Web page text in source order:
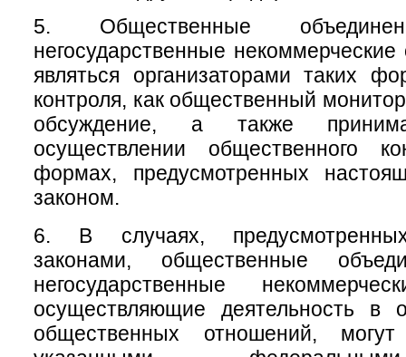
5. Общественные
негосударственные некоммерческие
являться организаторами таких
контроля, как общественный
обсуждение, а также
осуществлении общественного
формах, предусмотренных
законом.
6. В случаях,
законами, общественные
негосударственные
осуществляющие деятельность в
общественных отношений,